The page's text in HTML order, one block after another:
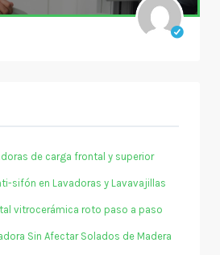
de carga frontal y superior
sifón en Lavadoras y Lavavajillas
vitrocerámica roto paso a paso
Sin Afectar Solados de Madera